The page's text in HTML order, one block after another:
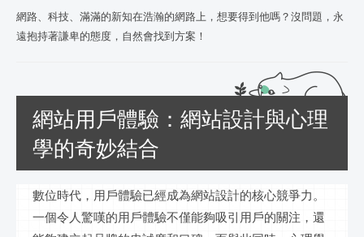
網路、科技、滿滿的新知在浩瀚的網路上，想要得到他嗎？沒問題，永
遠抱持著謙卑的態度，自然會找到方案！
網站用戶體驗：網站設計與心理
學的奇妙結合
數位時代，用戶體驗已經成為網站設計的核心競爭力。
一個令人驚嘆的用戶體驗不僅能夠吸引用戶的關注，還